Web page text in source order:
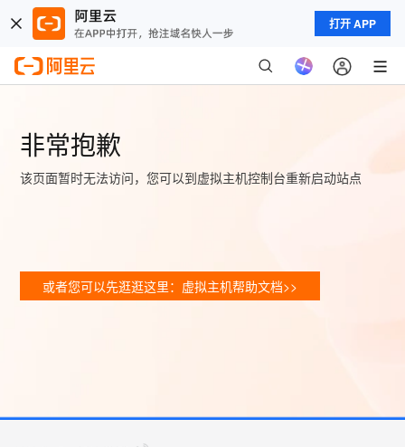
打开 APP
非常抱歉
该页面暂时无法访问，您可以到虚拟主机控制台重新启动站点
或者您可以先逛逛这里：虚拟主机帮助文档>>